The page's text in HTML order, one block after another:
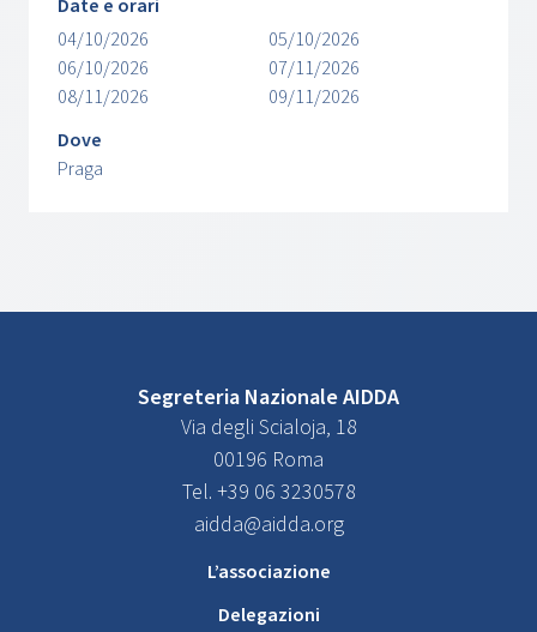
Date e orari
04/10/2026
05/10/2026
06/10/2026
07/11/2026
08/11/2026
09/11/2026
Dove
Praga
Segreteria Nazionale AIDDA
Via degli Scialoja, 18
00196 Roma
Tel. +39 06 3230578
aidda@aidda.org
L’associazione
Delegazioni